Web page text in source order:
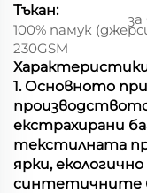
за
Тъкан:
100% памук
230GSM
1. Основното
екстрахирани
текстилната
ярки,
синтетичните